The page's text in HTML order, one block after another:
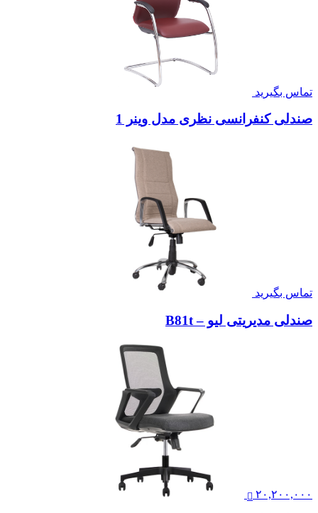
تماس بگیرید
صندلی کنفرانسی نظری مدل وینر 1
تماس بگیرید
صندلی مدیریتی لیو – B81t
۲۰,۲۰۰,۰۰۰